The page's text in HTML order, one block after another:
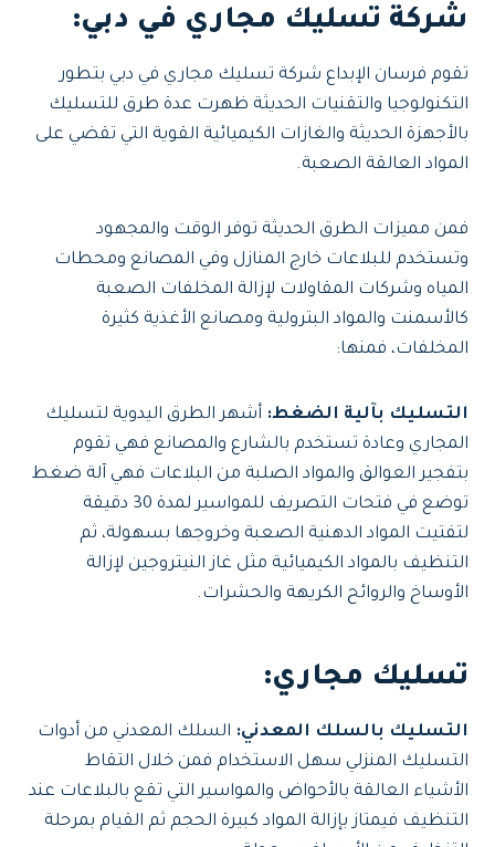
شركة تسليك مجاري في دبي:
تقوم فرسان الإبداع شركة تسليك مجاري في دبي بتطور
التكنولوجيا والتقنيات الحديثة ظهرت عدة طرق للتسليك
بالأجهزة الحديثة والغازات الكيميائية القوية التي تقضي على
المواد العالقة الصعبة.
فمن مميزات الطرق الحديثة توفر الوقت والمجهود
وتستخدم للبلاعات خارج المنازل وفي المصانع ومحطات
المياه وشركات المقاولات لإزالة المخلفات الصعبة
كالأسمنت والمواد البترولية ومصانع الأغذية كثيرة
المخلفات، فمنها:
التسليك بآلية الضغط: أشهر الطرق اليدوية لتسليك
المجاري وعادة تستخدم بالشارع والمصانع فهي تقوم
بتفجير العوالق والمواد الصلبة من البلاعات فهي آلة ضغط
توضع في فتحات التصريف للمواسير لمدة 30 دقيقة
لتفتيت المواد الدهنية الصعبة وخروجها بسهولة، ثم
التنظيف بالمواد الكيميائية مثل غاز النيتروجين لإزالة
الأوساخ والروائح الكريهة والحشرات.
تسليك مجاري:
التسليك بالسلك المعدني: السلك المعدني من أدوات
التسليك المنزلي سهل الاستخدام فمن خلال التقاط
الأشياء العالقة بالأحواض والمواسير التي تقع بالبلاعات عند
التنظيف فيمتاز بإزالة المواد كبيرة الحجم ثم القيام بمرحلة